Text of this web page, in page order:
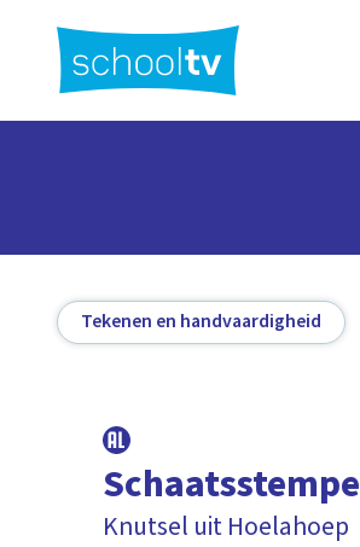
hoofdinhoud
Tekenen en handvaardigheid
Knutsel uit Hoelahoep